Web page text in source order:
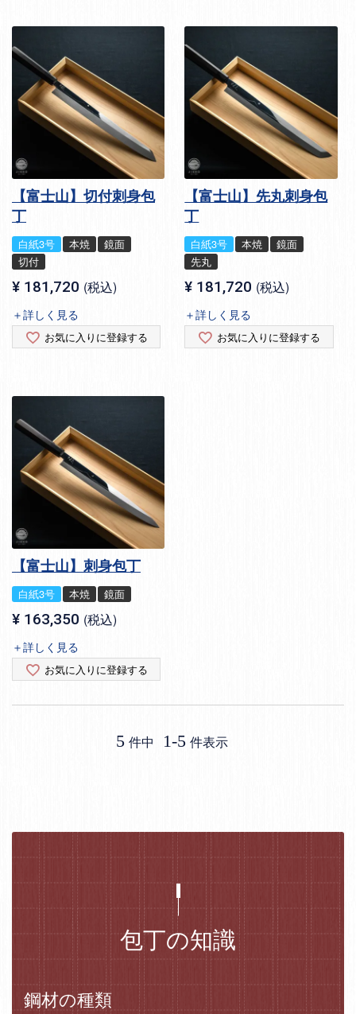
【富士山】切付刺身包
丁
白紙3号 本焼
鏡面
切付
¥ 181,720 税込
＋詳しく見る
お気に入りに登録する
【富士山】先丸刺身包
丁
白紙3号 本焼
鏡面
先丸
¥ 181,720 税込
＋詳しく見る
お気に入りに登録する
【富士山】刺身包丁
白紙3号 本焼 鏡面
¥ 163,350 税込
＋詳しく見る
お気に入りに登録する
5 件中 1-5 件表示
包丁の知識
鋼材の種類